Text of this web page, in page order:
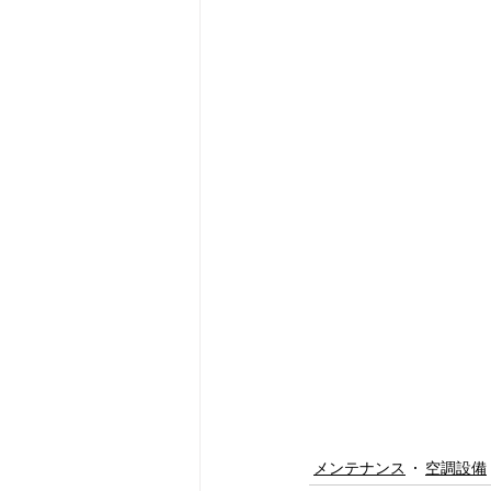
メンテナンス 空調設備